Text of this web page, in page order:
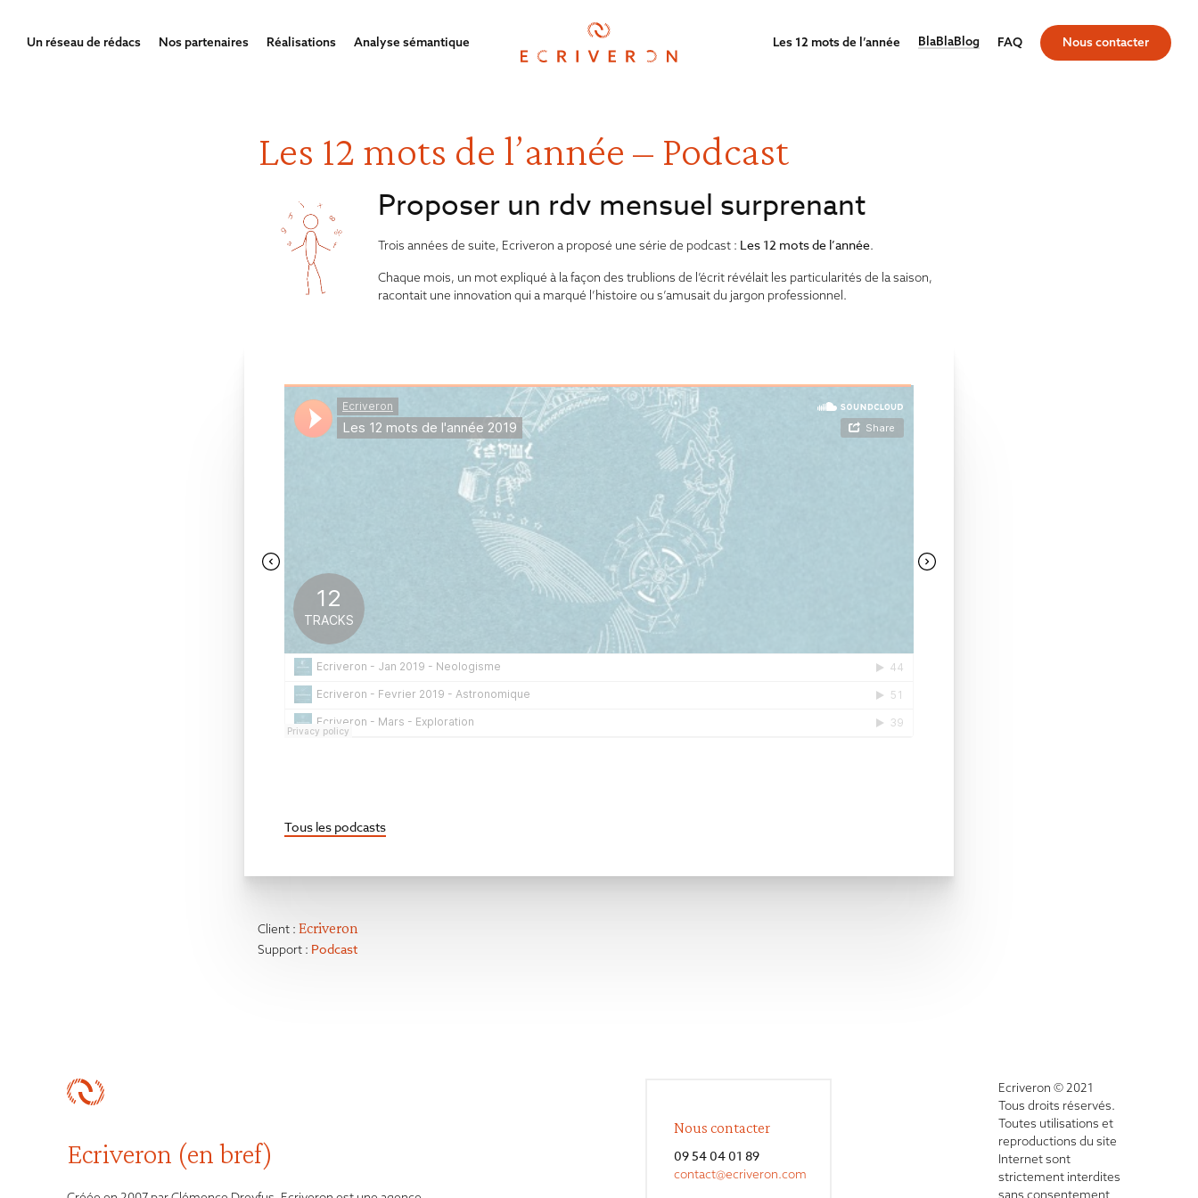
Un réseau de rédacs Nos partenaires Réalisations Analyse sémantique Les 12 mots de l’année BlaBlaBlog FAQ Nous contacter
Les 12 mots de l’année – Podcast
Proposer un rdv mensuel surprenant
Trois années de suite, Ecriveron a proposé une série de podcast : Les 12 mots de l’année.
Chaque mois, un mot expliqué à la façon des trublions de l’écrit révélait les particularités de la saison,
racontait une innovation qui a marqué l’histoire ou s’amusait du jargon professionnel.
Tous les podcasts
Client : Ecriveron
Support : Podcast
Ecriveron (en bref)
Nous contacter
09 54 04 01 89
contact@ecriveron.com
Ecriveron © 2021
Tous droits réservés.
Toutes utilisations et
reproductions du site
Internet sont
strictement interdites
sans consentement